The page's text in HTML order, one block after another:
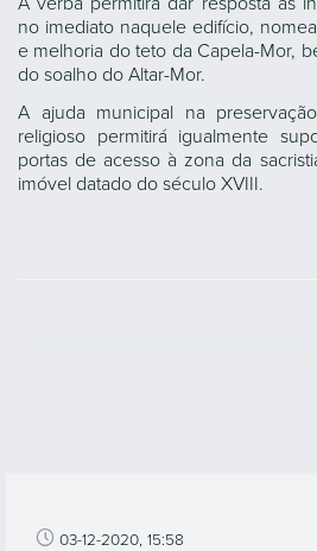
no imediato naquele edifício,
e melhoria do teto da Capela-Mor,
do soalho do Altar-Mor.
A ajuda municipal na
religioso permitirá igualmente
portas de acesso à zona da
imóvel datado do século XVIII.
03-12-2020, 15:58